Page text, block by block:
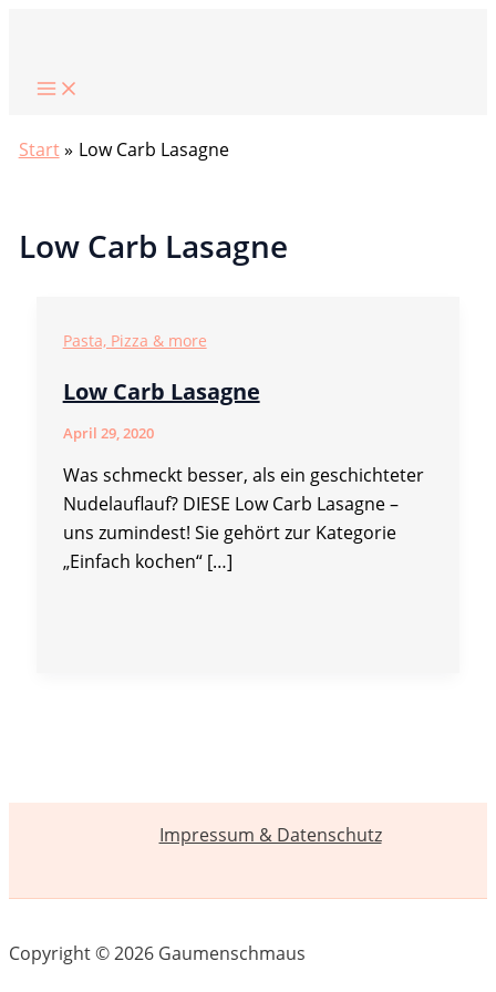
springen
Start Low Carb Lasagne
Low Carb Lasagne
Pasta, Pizza & more
Low Carb Lasagne
April 29, 2020
Was schmeckt besser, als ein geschichteter
Nudelauflauf? DIESE Low Carb Lasagne –
uns zumindest! Sie gehört zur Kategorie
„Einfach kochen“ […]
Impressum & Datenschutz
Copyright © 2026 Gaumenschmaus